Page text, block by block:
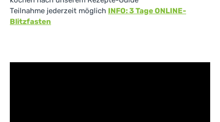
Teilnahme jederzeit möglich INFO: 3 Tage ONLINE-
Blitzfasten